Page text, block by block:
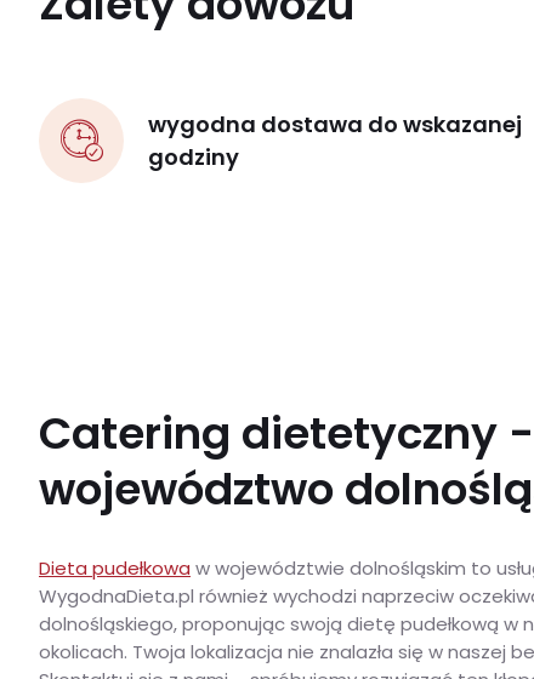
wygodna dostawa do wskazanej
godziny
Catering dietetyczny -
województwo
Dieta pudełkowa w województwie dolnośląskim to
WygodnaDieta.pl również wychodzi naprzeciw
dolnośląskiego, proponując swoją dietę pudełkową w
okolicach. Twoja lokalizacja nie znalazła się w naszej